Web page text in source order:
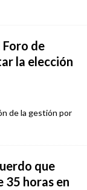
Foro de
la elección
de la gestión por
que
35 horas en